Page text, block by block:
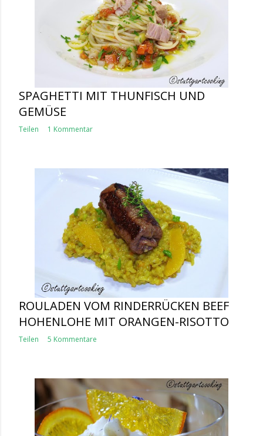
SPAGHETTI MIT THUNFISCH UND
GEMÜSE
Teilen 1 Kommentar
ROULADEN VOM RINDERRÜCKEN BEEF
HOHENLOHE MIT ORANGEN-RISOTTO
Teilen 5 Kommentare